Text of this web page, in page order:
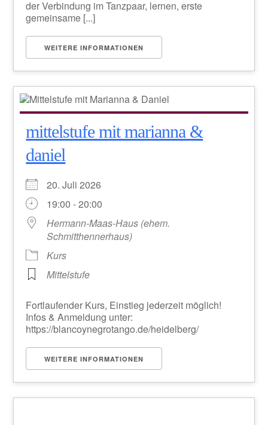
der Verbindung im Tanzpaar, lernen, erste
gemeinsame [...]
WEITERE INFORMATIONEN
mittelstufe mit marianna &
daniel
20. Juli 2026
19:00 - 20:00
Hermann-Maas-Haus (ehem.
Schmitthennerhaus)
Kurs
Mittelstufe
Fortlaufender Kurs, Einstieg jederzeit möglich!
Infos & Anmeldung unter:
https://blancoynegrotango.de/heidelberg/
WEITERE INFORMATIONEN